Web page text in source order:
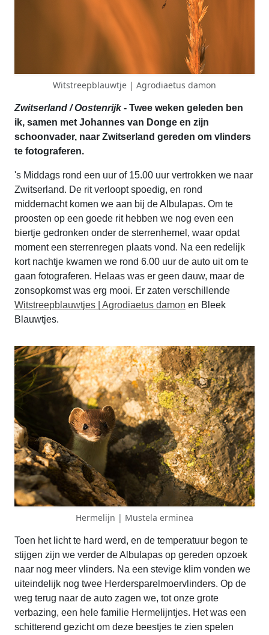
Witstreepblauwtje | Agrodiaetus damon
Zwitserland / Oostenrijk- Twee weken geleden ben
ik, samen met Johannes van Donge en zijn
schoonvader, naar Zwitserland gereden om vlinders
te fotograferen.
's Middags rond een uur of 15.00 uur vertrokken we naar
Zwitserland. De rit verloopt spoedig, en rond
middernacht komen we aan bij de Albulapas. Om te
proosten op een goede rit hebben we nog even een
biertje gedronken onder de sterrenhemel, waar opdat
moment een sterrenregen plaats vond. Na een redelijk
kort nachtje kwamen we rond 6.00 uur de auto uit om te
gaan fotograferen. Helaas was er geen dauw, maar de
zonsopkomst was erg mooi. Er zaten verschillende
Witstreepblauwtjes | Agrodiaetus damon en Bleek
Blauwtjes.
Hermelijn | Mustela erminea
Toen het licht te hard werd, en de temperatuur begon te
stijgen zijn we verder de Albulapas op gereden opzoek
naar nog meer vlinders. Na een stevige klim vonden we
uiteindelijk nog twee Herdersparelmoervlinders. Op de
weg terug naar de auto zagen we, tot onze grote
verbazing, een hele familie Hermelijntjes. Het was een
schitterend gezicht om deze beestjes te zien spelen